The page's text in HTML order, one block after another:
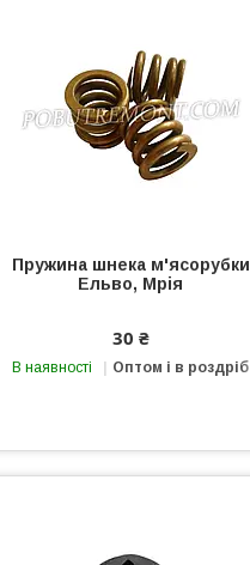
Пружина шнека м'ясорубки
Ельво, Мрія
30 ₴
В наявності Оптом і в роздріб